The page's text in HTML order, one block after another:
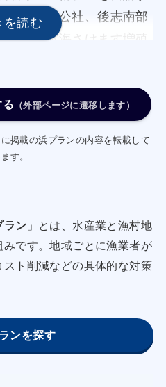
漁業振興公社、後志南部
会、日本海さけます増殖
本取組を継続する。(継
いては、令和３年と令和
を取得することにより、
大及び安定化を図る(拡
てはこれまで千歳川から
流事業を実施してきた
の種卵を出来る限り利
（外部ページに遷移します）
掲載の浜プランの内容を転載して
す。
ラン 」とは、水産業と漁村地
です。地域ごとに漁業者が
ト削減などの具体的な対策
ンを探す